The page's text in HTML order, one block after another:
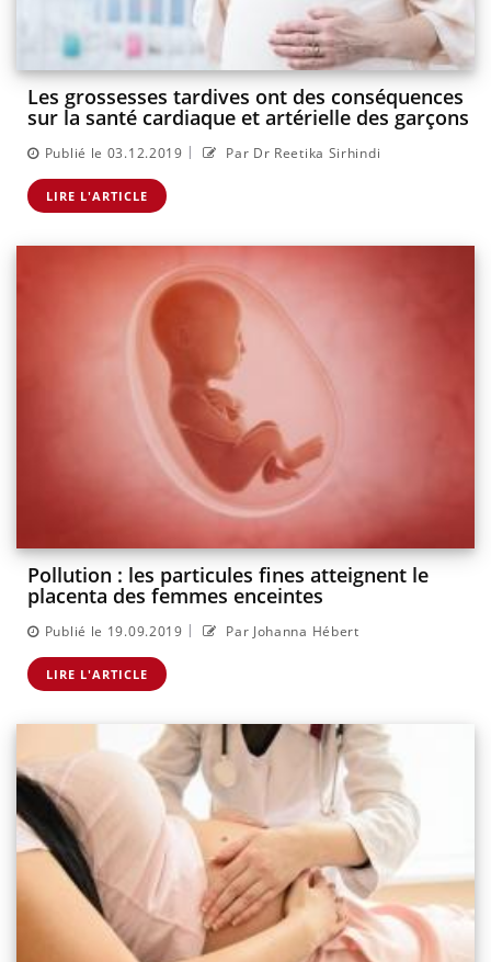
Les grossesses tardives ont des conséquences
sur la santé cardiaque et artérielle des garçons
Publié le 03.12.2019 | Par Dr Reetika Sirhindi
LIRE L'ARTICLE
Pollution : les particules fines atteignent le
placenta des femmes enceintes
Publié le 19.09.2019 | Par Johanna Hébert
LIRE L'ARTICLE